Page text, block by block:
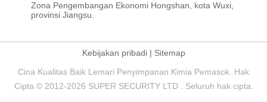
Zona Pengembangan Ekonomi Hongshan, kota Wuxi,
provinsi Jiangsu.
Kebijakan pribadi| Sitemap
Cina Kualitas Baik Lemari Penyimpanan Kimia Pemasok. Hak
Cipta © 2012-2026 SUPER SECURITY LTD . Seluruh hak cipta.